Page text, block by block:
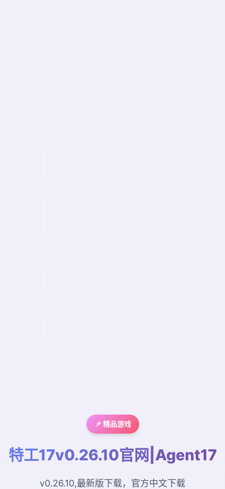
📌 精品游戏
特工17v0.26.10官网|Agent17
v0.26.10,最新版下载，官方中文下载